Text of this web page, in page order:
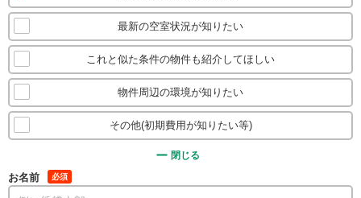
最新の空室状況が知りたい
これと似た条件の物件も紹介してほしい
物件周辺の環境が知りたい
その他(初期費用が知りたい等)
閉じる
お名前 必須